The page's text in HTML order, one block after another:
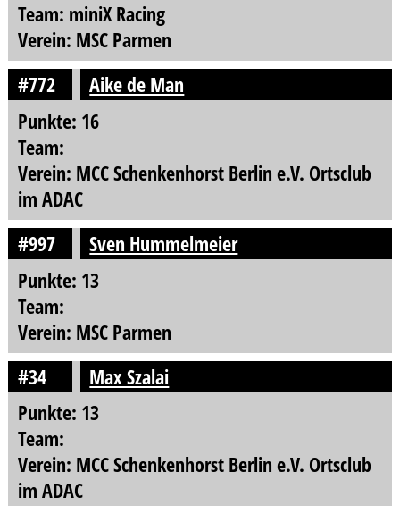
Team: miniX Racing
Verein: MSC Parmen
#772
Aike de Man
Punkte: 16
Team:
Verein: MCC Schenkenhorst Berlin e.V. Ortsclub
im ADAC
#997
Sven Hummelmeier
Punkte: 13
Team:
Verein: MSC Parmen
#34
Max Szalai
Punkte: 13
Team:
Verein: MCC Schenkenhorst Berlin e.V. Ortsclub
im ADAC